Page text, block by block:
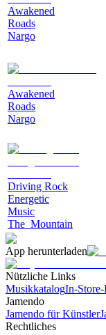
Awakened
Roads
Nargo
Awakened
Roads
Nargo
Driving Rock
Energetic
Music
The_Mountain
App herunterladen
Nützliche Links
MusikkatalogIn-
Jamendo
Jamendo für Künstler
Rechtliches